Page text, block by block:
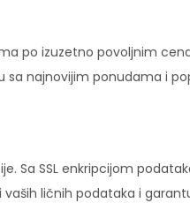
po izuzetno povoljnim
sa najnovijim ponudama i
Sa SSL enkripcijom
ličnih podataka i